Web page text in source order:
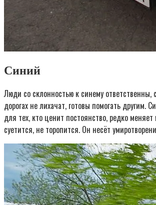
Синий
Люди со склонностью к синему ответственны,
дорогах не лихачат, готовы помогать другим.
для тех, кто ценит постоянство, редко
суетится, не торопится. Он несёт